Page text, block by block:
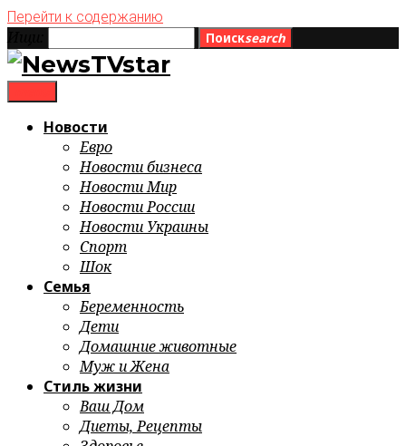
Перейти к содержанию
Поискsearch
Новости
Евро
Новости бизнеса
Новости Мир
Новости России
Новости Украины
Спорт
Шок
Семья
Беременность
Дети
Домашние животные
Муж и Жена
Стиль жизни
Ваш Дом
Диеты, Рецепты